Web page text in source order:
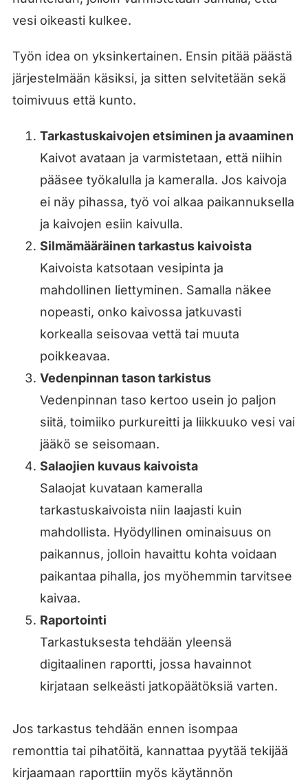
vesi oikeasti kulkee.
Työn idea on yksinkertainen. Ensin pitää päästä
järjestelmään käsiksi, ja sitten selvitetään sekä
toimivuus että kunto.
Tarkastuskaivojen etsiminen ja avaaminen
Kaivot avataan ja varmistetaan, että niihin
pääsee työkalulla ja kameralla. Jos kaivoja
ei näy pihassa, työ voi alkaa paikannuksella
ja kaivojen esiin kaivulla.
Silmämääräinen tarkastus kaivoista
Kaivoista katsotaan vesipinta ja
mahdollinen liettyminen. Samalla näkee
nopeasti, onko kaivossa jatkuvasti
korkealla seisovaa vettä tai muuta
poikkeavaa.
Vedenpinnan tason tarkistus
Vedenpinnan taso kertoo usein jo paljon
siitä, toimiiko purkureitti ja liikkuuko vesi vai
jääkö se seisomaan.
Salaojien kuvaus kaivoista
Salaojat kuvataan kameralla
tarkastuskaivoista niin laajasti kuin
mahdollista. Hyödyllinen ominaisuus on
paikannus, jolloin havaittu kohta voidaan
paikantaa pihalla, jos myöhemmin tarvitsee
kaivaa.
Raportointi
Tarkastuksesta tehdään yleensä
digitaalinen raportti, jossa havainnot
kirjataan selkeästi jatkopäätöksiä varten.
Jos tarkastus tehdään ennen isompaa
remonttia tai pihatöitä, kannattaa pyytää tekijää
kirjaamaan raporttiin myös käytännön